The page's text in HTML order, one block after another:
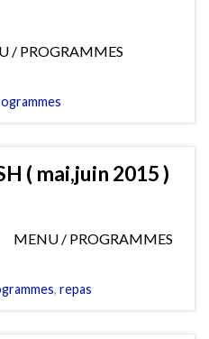
PROGRAMMES
( mai,juin 2015 )
/ PROGRAMMES
, repas